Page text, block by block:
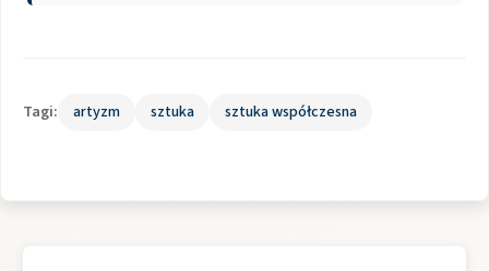
Tagi: artyzm sztuka sztuka współczesna